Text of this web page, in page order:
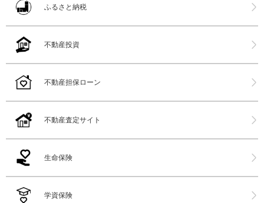
ふるさと納税
不動産投資
不動産担保ローン
不動産査定サイト
生命保険
学資保険